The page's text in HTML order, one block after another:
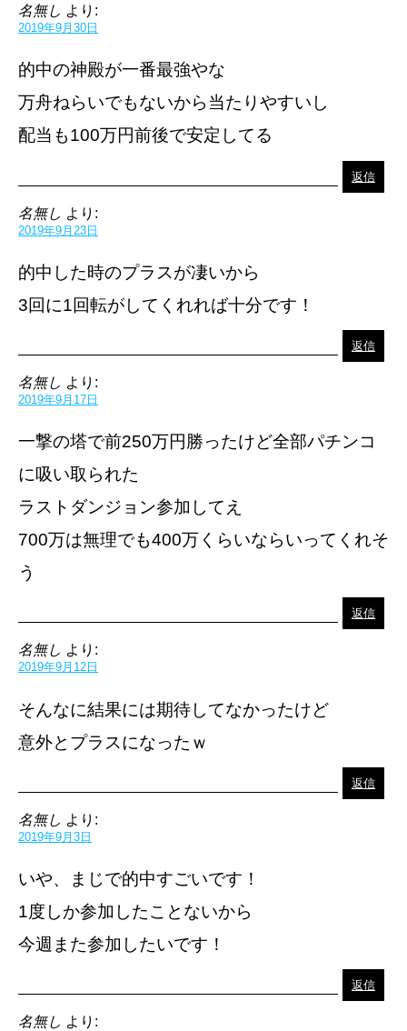
名無し より:
2019年9月30日
的中の神殿が一番最強やな
万舟ねらいでもないから当たりやすいし
配当も100万円前後で安定してる
返信
名無し より:
2019年9月23日
的中した時のプラスが凄いから
3回に1回転がしてくれれば十分です！
返信
名無し より:
2019年9月17日
一撃の塔で前250万円勝ったけど全部パチンコ
に吸い取られた
ラストダンジョン参加してえ
700万は無理でも400万くらいならいってくれそ
う
返信
名無し より:
2019年9月12日
そんなに結果には期待してなかったけど
意外とプラスになったｗ
返信
名無し より:
2019年9月3日
いや、まじで的中すごいです！
1度しか参加したことないから
今週また参加したいです！
返信
名無し より: